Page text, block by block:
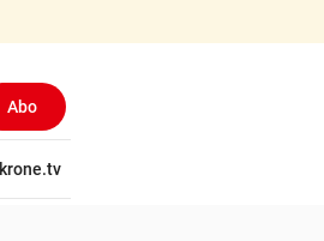
Abo
krone.tv